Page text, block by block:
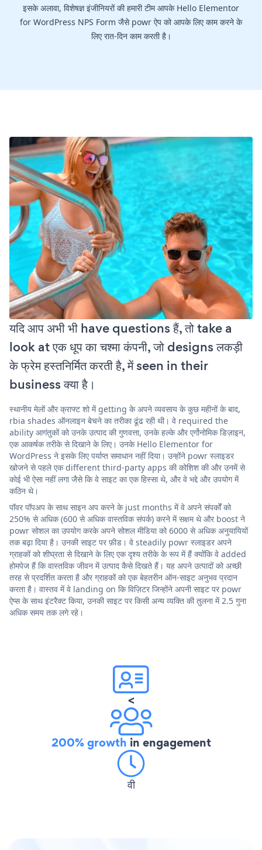
इसके अलावा, विशेषज्ञ इंजीनियरों की हमारी टीम आपके Hello Elementor
for WordPress NPS Form जैसे powr ऐप को आपके लिए काम करने के
लिए रात-दिन काम करती है।
यदि आप अभी भी have questions हैं, तो take a
look at एक धूप का चश्मा कंपनी, जो designs लकड़ी
के फ्रेम हस्तनिर्मित करती है, में seen in their
business क्या है।
स्थानीय मेलों और क्राफ्ट शो में getting के अपने व्यवसाय के कुछ महीनों के बाद,
rbia shades ऑनलाइन बेचने का तरीका ढूंढ रही थी। वे required the
ability आगंतुकों को उनके उत्पाद की गुणवत्ता, उनके हल्के और एर्गोनोमिक डिज़ाइन,
एक आकर्षक तरीके से दिखाने के लिए। उनके Hello Elementor for
WordPress ने इसके लिए पर्याप्त समाधान नहीं दिया। उन्होंने powr स्लाइडर
खोजने से पहले एक different third-party apps की कोशिश की और उनमें से
कोई भी ऐसा नहीं लगा जैसे कि वे साइट का एक हिस्सा थे, और वे भद्दे और उपयोग में
कठिन थे।
पॉवर पॉपअप के साथ साइन अप करने के just months में वे अपने संपर्कों को
250% से अधिक (600 से अधिक वास्तविक संपर्क) करने में सक्षम थे और boost ने
powr सोशल का उपयोग करके अपने सोशल मीडिया को 6000 से अधिक अनुयायियों
तक बढ़ा दिया है। उनकी साइट पर फ़ीड। वे steadily powr स्लाइडर अपने
ग्राहकों को शीघ्रता से दिखाने के लिए एक दृश्य तरीके के रूप में हैं क्योंकि वे added
होमपेज हैं कि वास्तविक जीवन में उत्पाद कैसे दिखते हैं। यह अपने उत्पादों को अच्छी
तरह से प्रदर्शित करता है और ग्राहकों को एक बेहतरीन ऑन-साइट अनुभव प्रदान
करता है। वास्तव में वे landing on कि विज़िटर जिन्होंने अपनी साइट पर powr
ऐप्स के साथ इंटरैक्ट किया, उनकी साइट पर किसी अन्य व्यक्ति की तुलना में 2.5 गुना
अधिक समय तक लगे रहे।
<
200% growth in engagement
वी